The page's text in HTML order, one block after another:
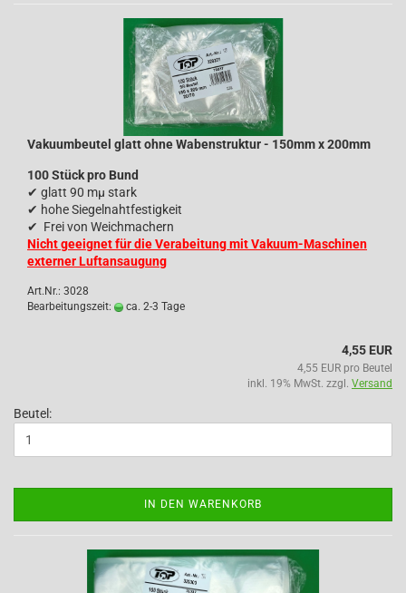
Vakuumbeutel glatt ohne Wabenstruktur - 150mm x 200mm
100 Stück pro Bund
✔ glatt 90 mµ stark
✔ hohe Siegelnahtfestigkeit
✔ Frei von Weichmachern
Nicht geeignet für die Verabeitung mit Vakuum-Maschinen
externer Luftansaugung
Art.Nr.: 3028
Bearbeitungszeit:
ca. 2-3 Tage
4,55 EUR
4,55 EUR pro Beutel
inkl. 19% MwSt. zzgl. Versand
Beutel:
IN DEN WARENKORB